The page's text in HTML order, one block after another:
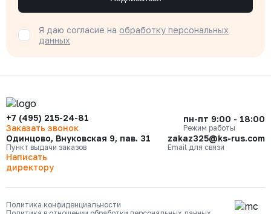
Я даю согласие на обработку персональных
данных
+7 (495) 215-24-81
Заказать звонок
пн-пт 9:00 - 18:00
Режим работы
Одинцово, Внуковская 9, пав. 31
Пункт выдачи заказов
zakaz325@ks-rus.com
Email для связи
Написать
директору
Политика конфиденциальности